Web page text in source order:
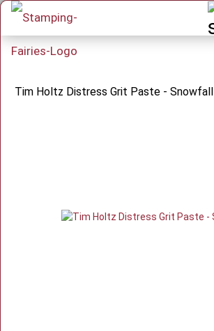
Tim Holtz Distress Grit Paste - Snowfall